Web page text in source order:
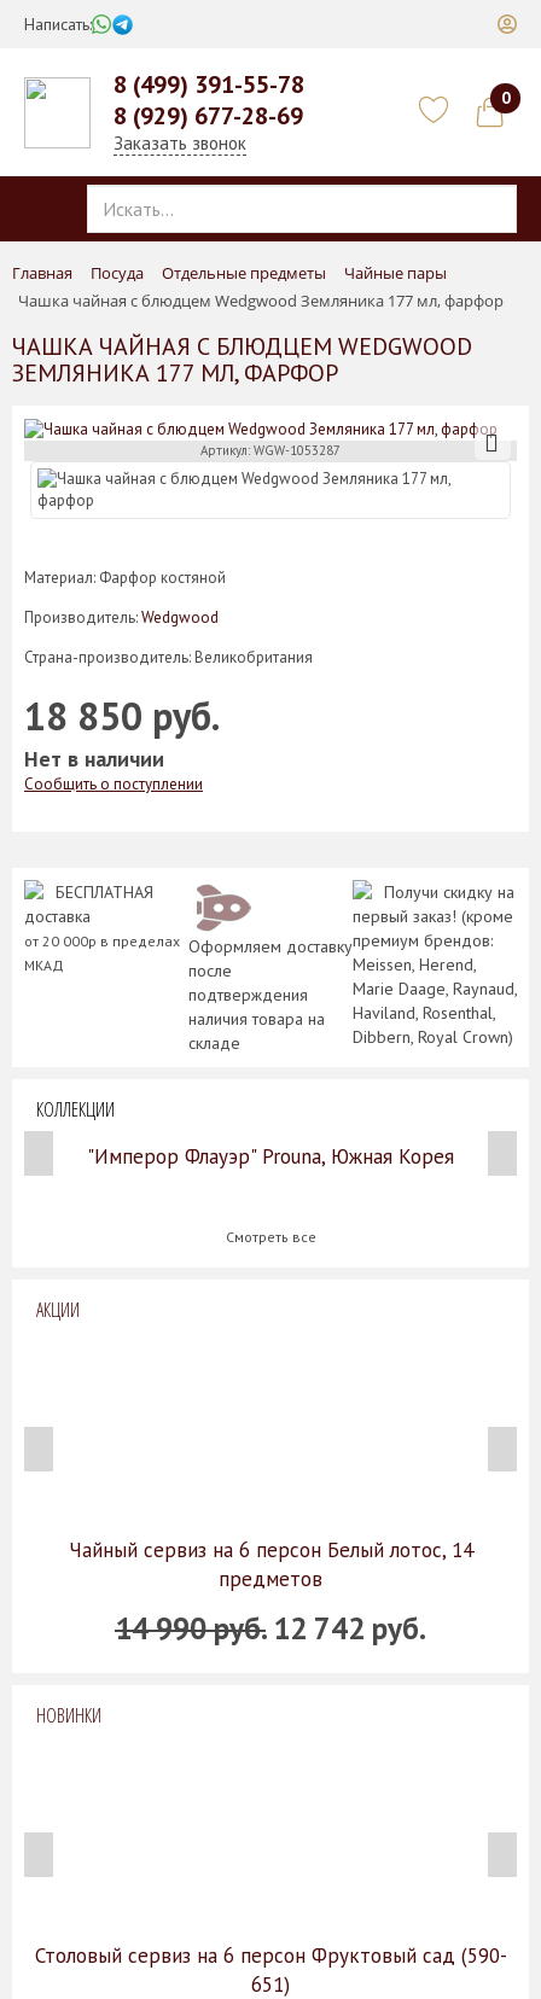
Написать:
8 (499) 391-55-78
8 (929) 677-28-69
Заказать звонок
0
Главная Посуда Отдельные предметы
Чайные пары
Чашка чайная с блюдцем Wedgwood Земляника 177 мл, фарфор
ЧАШКА ЧАЙНАЯ С БЛЮДЦЕМ WEDGWOOD
ЗЕМЛЯНИКА 177 МЛ, ФАРФОР
Артикул: WGW-1053287
Материал: Фарфор костяной
Производитель:Wedgwood
Страна-производитель: Великобритания
18 850 руб.
Нет в наличии
Сообщить о поступлении
БЕСПЛАТНАЯ
доставка
от 20 000р в пределах
МКАД
Оформляем доставку
после
подтверждения
наличия товара на
складе
Получи скидку на
первый заказ! (кроме
премиум брендов:
Meissen, Herend,
Marie Daage, Raynaud,
Haviland, Rosenthal,
Dibbern, Royal Crown)
КОЛЛЕКЦИИ
"Имперор Флауэр" Prouna, Южная Корея
Смотреть все
АКЦИИ
Чайный сервиз на 6 персон Белый лотос, 14
предметов
14 990 руб. 12 742 руб.
НОВИНКИ
Столовый сервиз на 6 персон Фруктовый сад (590-
651)